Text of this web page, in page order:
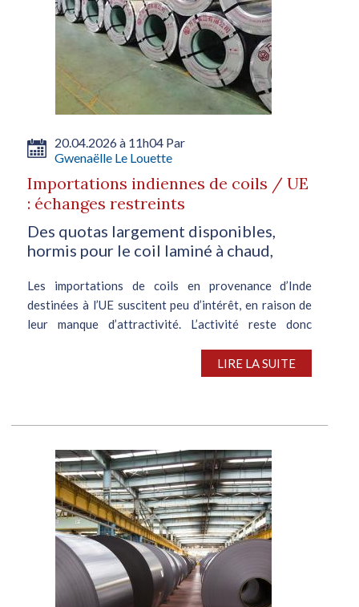
20.04.2026 à 11h04 Par
Gwenaëlle Le Louette
Importations indiennes de coils / UE
: échanges restreints
Des quotas largement disponibles,
hormis pour le coil laminé à chaud,
Les importations de coils en provenance d’Inde
destinées à l’UE suscitent peu d’intérêt, en raison de
leur manque d’attractivité. L’activité reste donc
LIRE LA SUITE